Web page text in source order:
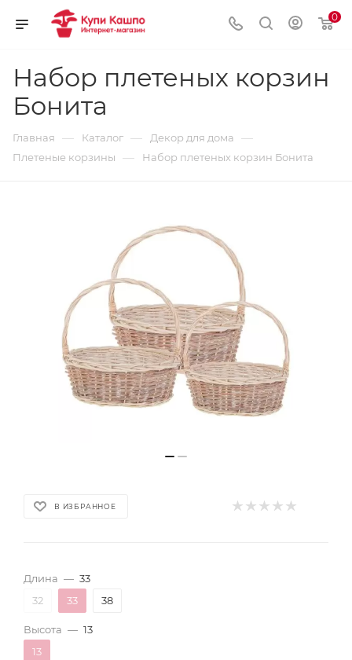
0
Набор плетеных корзин
Бонита
Главная — Каталог — Декор для дома —
Плетеные корзины — Набор плетеных корзин Бонита
В ИЗБРАННОЕ
Длина — 33
32
33 38
Высота — 13
13